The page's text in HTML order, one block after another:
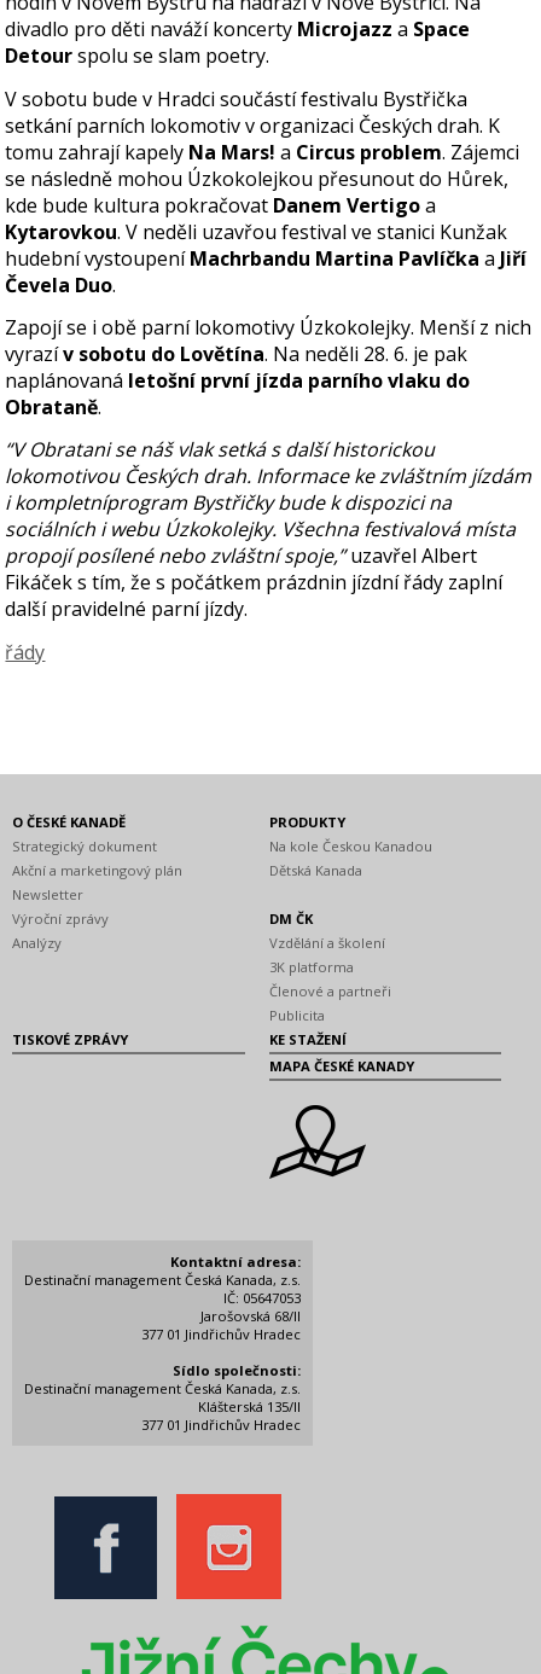
divadlo pro děti naváží koncerty Microjazz a Space
Detourspolu se slam poetry.
V sobotu bude v Hradci součástí festivalu Bystřička
setkání parních lokomotiv v organizaci Českých drah. K
tomu zahrají kapely Na Mars! a Circus problem. Zájemci
se následně mohou Úzkokolejkou přesunout do Hůrek,
kde bude kultura pokračovat Danem Vertigoa
Kytarovkou. V neděli uzavřou festival ve stanici Kunžak
hudební vystoupeníMachrbandu Martina Pavlíčka a Jiří
Čevela Duo.
Zapojí se i obě parní lokomotivy Úzkokolejky. Menší z nich
vyrazív sobotu do Lovětína. Na neděli 28. 6. je pak
naplánovaná letošní první jízda parního vlaku do
Obrataně.
“V Obratani se náš vlak setká s dalšíhistorickou
lokomotivou Českých drah. Informace ke zvláštním jízdám
i kompletníprogram Bystřičky bude k dispozici na
sociálních i webu Úzkokolejky. Všechnafestivalová místa
propojí posílené nebo zvláštní spoje,”uzavřel Albert
Fikáček s tím, že s počátkem prázdnin jízdní řády zaplní
další pravidelné parní jízdy.
řády
O ČESKÉ KANADĚ
Strategický dokument
Akční a marketingový plán
Newsletter
Výroční zprávy
Analýzy
PRODUKTY
Na kole Českou Kanadou
Dětská Kanada
DM ČK
Vzdělání a školení
3K platforma
Členové a partneři
Publicita
TISKOVÉ ZPRÁVY
KE STAŽENÍ
MAPA ČESKÉ KANADY
Kontaktní adresa:
Destinační management Česká Kanada, z.s.
IČ: 05647053
Jarošovská 68/II
377 01 Jindřichův Hradec
Sídlo společnosti:
Destinační management Česká Kanada, z.s.
Klášterská 135/II
377 01 Jindřichův Hradec